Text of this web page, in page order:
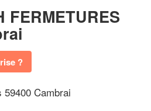
?
Cambrai